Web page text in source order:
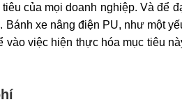
của mọi doanh nghiệp. Và để
xe nâng điện PU, như một
việc hiện thực hóa mục tiêu